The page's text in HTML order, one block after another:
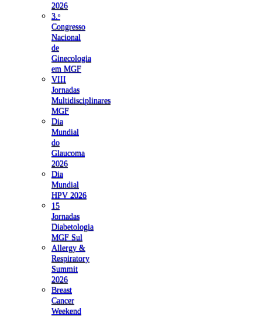
2026
3.ᵒ
Congresso
Nacional
de
Ginecologia
em MGF
VIII
Jornadas
Multidisciplinares
MGF
Dia
Mundial
do
Glaucoma
2026
Dia
Mundial
HPV 2026
15
Jornadas
Diabetologia
MGF Sul
Allergy &
Respiratory
Summit
2026
Breast
Cancer
Weekend